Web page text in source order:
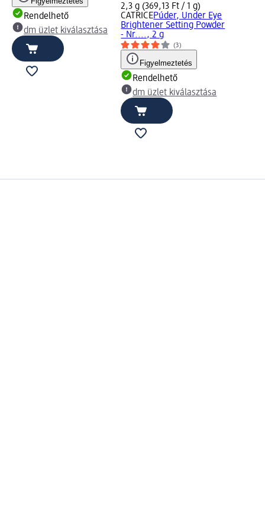
Rendelhető
dm üzlet kiválasztása
2,3 g (369,13 Ft / 1 g)
CATRICEPúder, Under Eye
Brightener Setting Powder
- Nr...., 2 g
(3)
Figyelmeztetés
Rendelhető
dm üzlet kiválasztása